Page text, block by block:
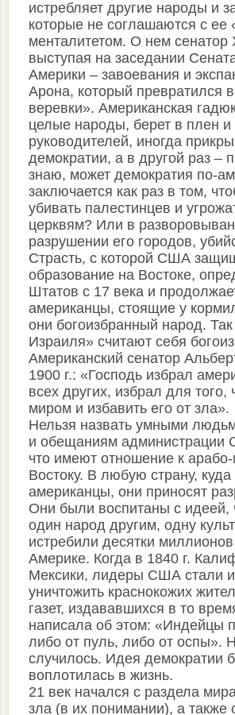
истребляет другие народы и
которые не соглашаются с ее
менталитетом. О нем сенатор
выступая на заседании
Америки – завоевания и
Арона, который превратился
веревки». Американская
целые народы, берет в плен и
руководителей, иногда
демократии, а в другой раз –
знаю, может демократия по-
заключается как раз в том,
убивать палестинцев и
церквям? Или в
разрушении его городов,
Страсть, с которой США
образование на Востоке,
Штатов с 17 века и
американцы, стоящие у
они богоизбранный народ.
Израиля» считают себя
Американский сенатор
1900 г.: «Господь избрал
всех других, избрал для того,
миром и избавить его от зла».
Нельзя назвать умными
и обещаниям администрации
что имеют отношение к
Востоку. В любую страну,
американцы, они приносят
Они были воспитаны с идеей,
один народ другим, одну
истребили десятки
Америке. Когда в 1840 г.
Мексики, лидеры США стали
уничтожить краснокожих
газет, издававшихся в то
написала об этом: «Индейцы
либо от пуль, либо от оспы».
случилось. Идея демократии
воплотилась в жизнь.
21 век начался с раздела
зла (в их понимании), а также